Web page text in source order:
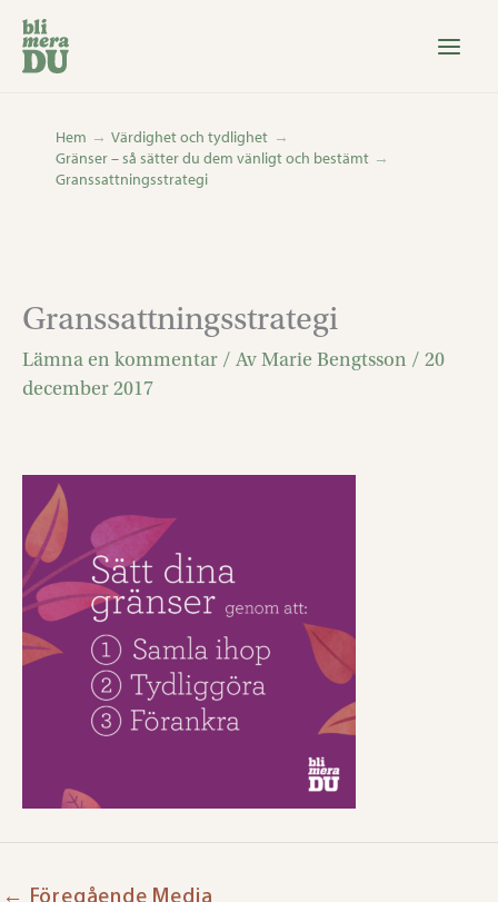
Hoppa
innehåll
Hem
Värdighet och tydlighet
Gränser – så sätter du dem vänligt och bestämt
Granssattningsstrategi
Granssattningsstrategi
Lämna en kommentar / AvMarie Bengtsson / 20
december 2017
← Föregående Media